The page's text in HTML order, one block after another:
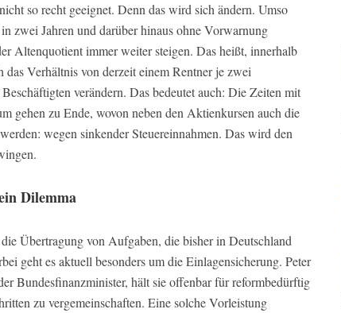
so recht geeignet. Denn das wird sich ändern. Umso
zwei Jahren und darüber hinaus ohne Vorwarnung
Altenquotient immer weiter steigen. Das heißt, innerhalb
Verhältnis von derzeit einem Rentner je zwei
verändern. Das bedeutet auch: Die Zeiten mit
gehen zu Ende, wovon neben den Aktienkursen auch die
wegen sinkender Steuereinnahmen. Das wird den
Dilemma
Übertragung von Aufgaben, die bisher in Deutschland
geht es aktuell besonders um die Einlagensicherung. Peter
Bundesfinanzminister, hält sie offenbar für reformbedürftig
zu vergemeinschaften. Eine solche Vorleistung